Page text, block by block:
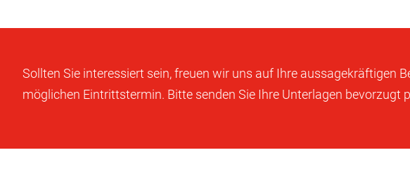
Sollten Sie interessiert sein, freuen wir uns auf Ihre aussagekräftigen
möglichen Eintrittstermin. Bitte senden Sie Ihre Unterlagen bevorzugt